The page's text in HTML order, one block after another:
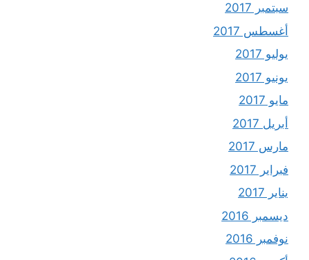
سبتمبر 2017
أغسطس 2017
يوليو 2017
يونيو 2017
مايو 2017
أبريل 2017
مارس 2017
فبراير 2017
يناير 2017
ديسمبر 2016
نوفمبر 2016